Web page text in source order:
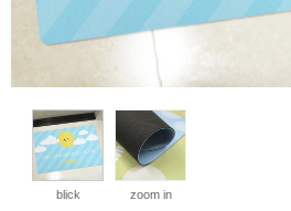
blick zoom in